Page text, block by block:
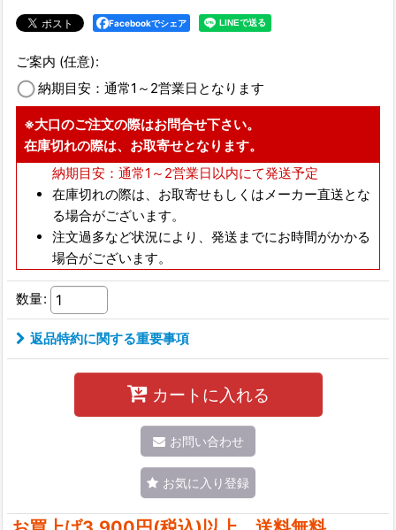
Facebookでシェア
ご案内 (任意):
納期目安：通常1～2営業日となります
※大口のご注文の際はお問合せ下さい。
在庫切れの際は、お取寄せとなります。
納期目安：通常1～2営業日以内にて発送予定
在庫切れの際は、お取寄せもしくはメーカー直送とな
る場合がございます。
注文過多など状況により、発送までにお時間がかかる
場合がございます。
数量:
返品特約に関する重要事項
カートに入れる
お問い合わせ
お気に入り登録